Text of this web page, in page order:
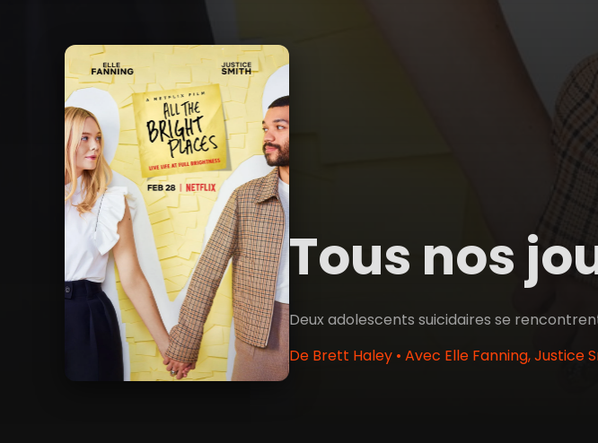
Tous nos
Deux adolescents suicidaires se
De Brett Haley • Avec Elle Fanning, Justice